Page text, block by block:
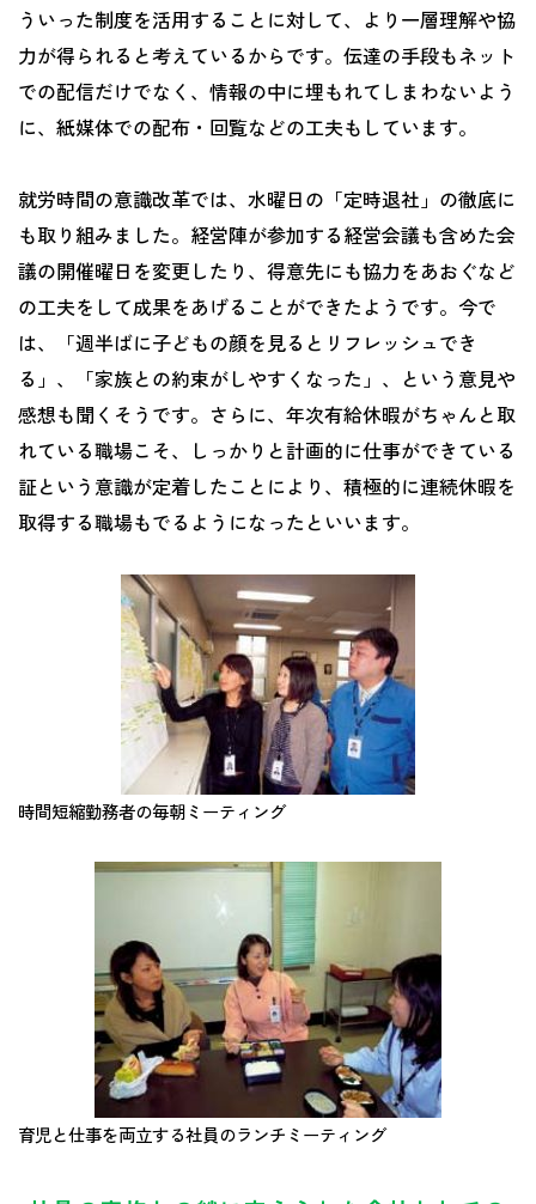
ういった制度を活用することに対して、より一層理解や協
力が得られると考えているからです。伝達の手段もネット
での配信だけでなく、情報の中に埋もれてしまわないよう
に、紙媒体での配布・回覧などの工夫もしています。
就労時間の意識改革では、水曜日の「定時退社」の徹底に
も取り組みました。経営陣が参加する経営会議も含めた会
議の開催曜日を変更したり、得意先にも協力をあおぐなど
の工夫をして成果をあげることができたようです。今で
は、「週半ばに子どもの顔を見るとリフレッシュでき
る」、「家族との約束がしやすくなった」、という意見や
感想も聞くそうです。さらに、年次有給休暇がちゃんと取
れている職場こそ、しっかりと計画的に仕事ができている
証という意識が定着したことにより、積極的に連続休暇を
取得する職場もでるようになったといいます。
時間短縮勤務者の毎朝ミーティング
育児と仕事を両立する社員のランチミーティング